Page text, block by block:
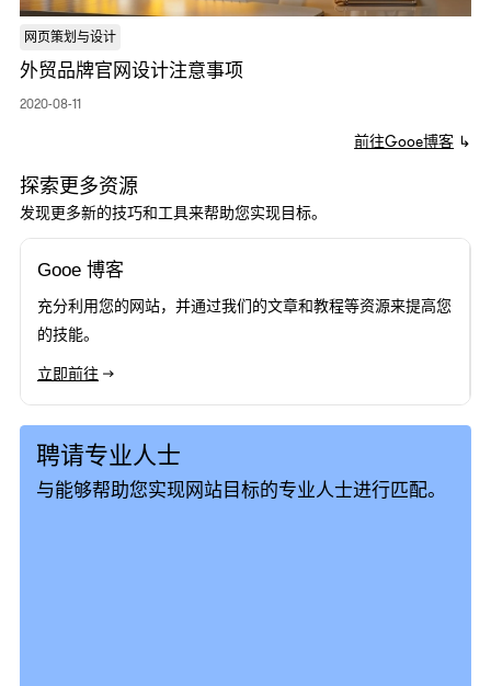
网页策划与设计
外贸品牌官网设计注意事项
2020-08-11
前往Gooe博客 ↳
探索更多资源
发现更多新的技巧和工具来帮助您实现目标。
Gooe 博客
充分利用您的网站，并通过我们的文章和教程等资源来提高您
的技能。
立即前往 →
聘请专业人士
与能够帮助您实现网站目标的专业人士进行匹配。